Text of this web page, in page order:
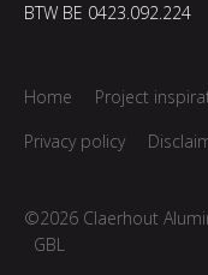
BTW BE 0423.092.224
Home Project
Privacy policy
©2026 Claerhout
GBL